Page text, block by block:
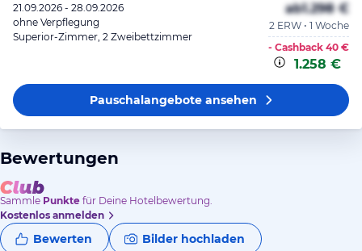
21.09.2026 - 28.09.2026
ohne Verpflegung
Superior-Zimmer, 2 Zweibettzimmer
ab1.298 €
2 ERW • 1 Woche
- Cashback 40 €
1.258 €
Pauschalangeboteansehen
Bewertungen
Sammle Punkte für Deine Hotelbewertung.
Kostenlos anmelden
Bewerten Bilder hochladen